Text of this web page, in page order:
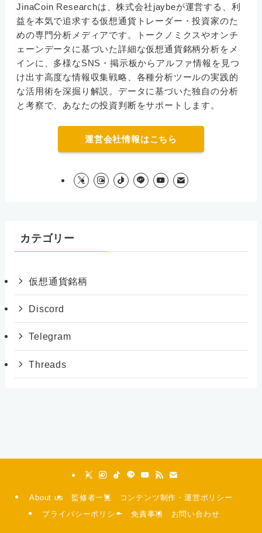
JinaCoin Researchは、株式会社jaybeが運営する、利
益を本気で追求する仮想通貨トレーダー・投資家のた
めの専門分析メディアです。トークノミクスやオンチ
ェーンデータに基づいた詳細な仮想通貨銘柄分析をメ
インに、多様なSNS・掲示板からアルファ情報を見つ
け出す高度な情報収集戦略、各種分析ツールの実践的
な活用術を深掘り解説。データに基づいた独自の分析
と考察で、あなたの投資判断をサポートします。
運営会社情報はこちら
カテゴリー
仮想通貨銘柄
Discord
Telegram
Threads
About us 監修者一覧
コンテンツ制作・運営ポリシー
プライバシーポリシー
免責事項 お問い合わせ